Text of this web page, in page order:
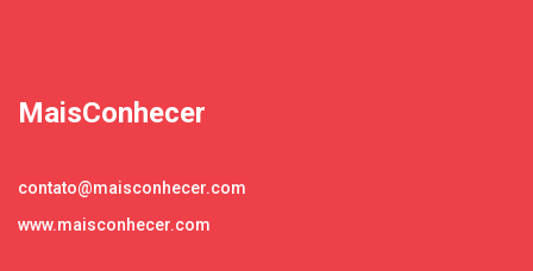
MaisConhecer
contato@maisconhecer.com
www.maisconhecer.com